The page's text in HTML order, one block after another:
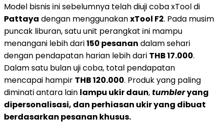
Model bisnis ini sebelumnya telah diuji coba xTool di
Pattaya dengan menggunakanxTool F2. Pada musim
puncak liburan, satu unit perangkat ini mampu
menangani lebih dari150 pesanan dalam sehari
dengan pendapatan harian lebih dari THB 17.000.
Dalam satu bulan uji coba, total pendapatan
mencapai hampir THB 120.000. Produk yang paling
diminati antara lain lampu ukir daun,tumbleryang
dipersonalisasi, dan perhiasan ukir yang dibuat
berdasarkan pesanan khusus.